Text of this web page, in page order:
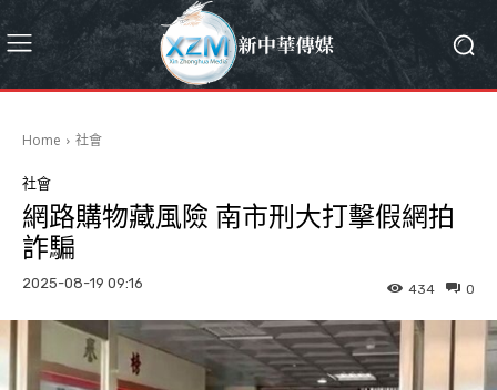
Home 社會
社會
網路購物藏風險 南市刑大打擊假網拍
詐騙
2025-08-19 09:16 0
434